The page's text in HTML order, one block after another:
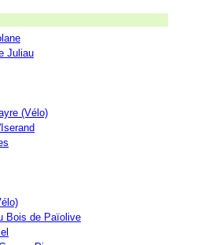
Juliau
(Vélo)
Bois de Païolive